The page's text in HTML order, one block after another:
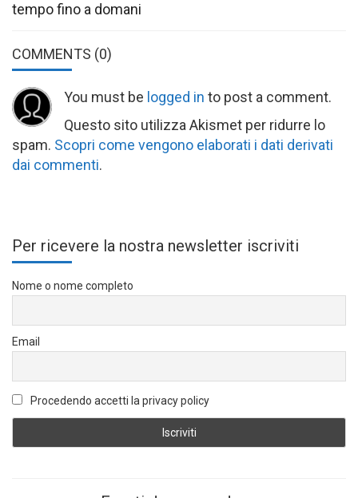
tempo fino a domani
COMMENTS (0)
You must be logged in to post a comment.
Questo sito utilizza Akismet per ridurre lo
spam. Scopri come vengono elaborati i dati derivati
dai commenti.
Per ricevere la nostra newsletter iscriviti
Nome o nome completo
Email
Procedendo accetti la privacy policy